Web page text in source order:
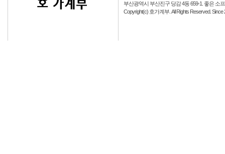
부산광역시 부산진구 당감 4동 659-1. 좋은 소
Copyright(c) 호가계부. All Rights Reserved. Since